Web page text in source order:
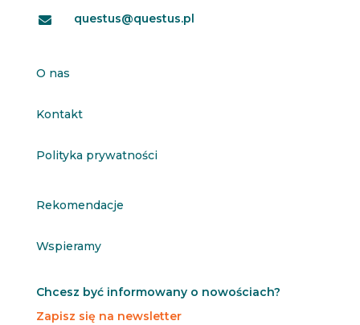
 questus@questus.pl
O nas
Kontakt
Polityka prywatności
Rekomendacje
Wspieramy
Chcesz być informowany o nowościach?
Zapisz się na newsletter